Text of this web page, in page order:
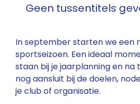
In september starten we een
sportseizoen. Een ideaal
staan bij je jaarplanning en na
nog aansluit bij de doelen,
je club of organisatie.
Geen tussentitels